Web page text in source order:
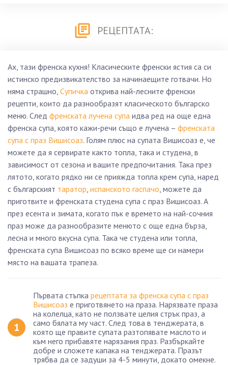
РЕЦЕПТАТА:
Ах, тази френска кухня! Класическите френски ястия са си
истинско предизвикателство за начинаещите готвачи. Но
няма страшно, Супичка открива най-лесните френски
рецепти, които да разнообразят класическото българско
меню. След френската лучена супа идва ред на още една
френска супа, която кажи-речи също е лучена – френската
супа с праз Вишисоаз. Голям плюс на супата Вишисоаз е, че
можете да я сервирате както топла, така и студена, в
зависимост от сезона и вашите предпочитания. Така през
лятото, когато рядко ни се прияжда топла крем супа, наред
с българският таратор испанското гаспачо , можете да
приготвите и френската студена супа с праз Вишисоаз. А
през есента и зимата, когато пък е времето на най-сочния
праз може да разнообразите менюто с още една бърза,
лесна и много вкусна супа. Така че студена или топла,
френската супа Вишисоаз по всяко време ще си намери
място на вашата трапеза.
Първата стъпка рецептата за френска супа с праз
Вишисоаз е приготвянето на праза. Нарязвате праза
на колелца, като не ползвате целия стрък праз, а
само бялата му част. След това в тенджерата, в
която ще правите супата разтопявате маслото и
към него прибавяте нарязания праз. Разбъркайте
добре и сложете капака на тенджерата. Празът
трябва да се задуши за 4-5 минути, докато омекне.